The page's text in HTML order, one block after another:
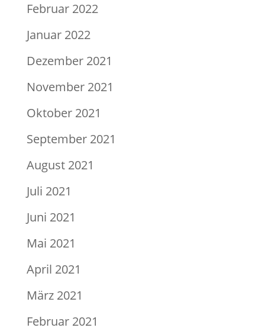
Februar 2022
Januar 2022
Dezember 2021
November 2021
Oktober 2021
September 2021
August 2021
Juli 2021
Juni 2021
Mai 2021
April 2021
März 2021
Februar 2021